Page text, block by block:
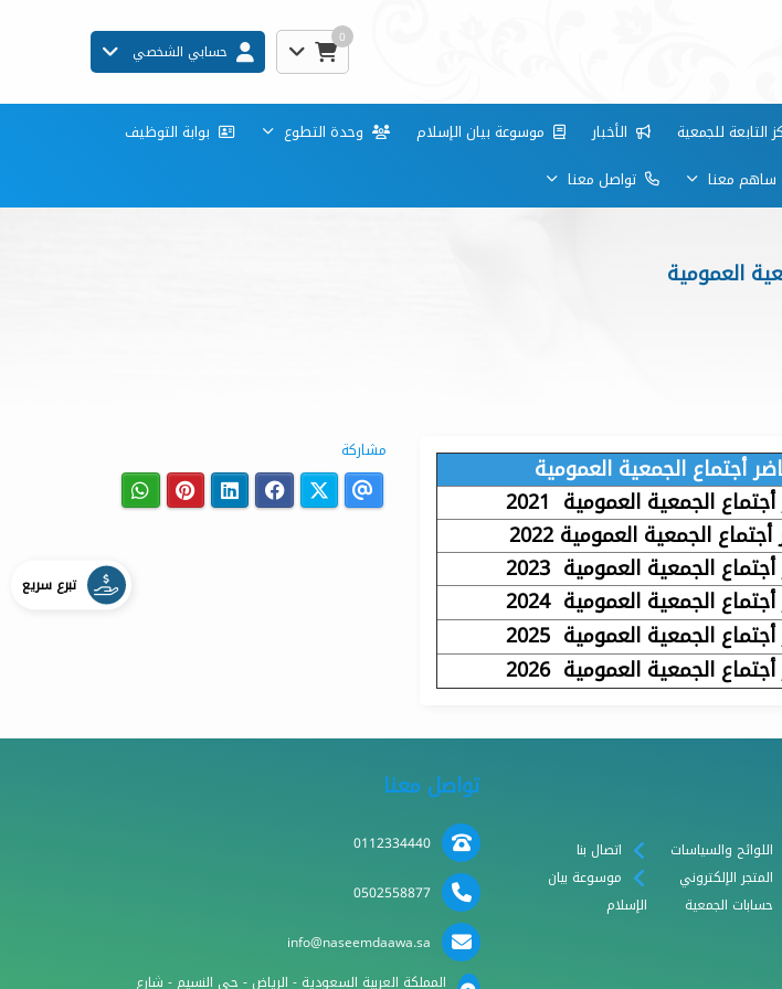
0
حسابي الشخصي
التابعة للجمعية الأخبار موسوعة بيان الإسلام وحدة التطوع
بوابة التوظيف
ساهم معنا تواصل معنا
العمومية
أجتماع الجمعية العمومية
الجمعية العمومية 2021
الجمعية العمومية 2022
الجمعية العمومية 2023
الجمعية العمومية 2024
الجمعية العمومية 2025
الجمعية العمومية 2026
مشاركة
اللوائح والسياسات
المتجر الإلكتروني
حسابات الجمعية
اتصال بنا
موسوعة بيان
الإسلام
تواصل معنا
0112334440
0502558877
info@naseemdaawa.sa
المملكة العربية السعودية - الرياض - حي النسيم - شارع
تبرع سريع